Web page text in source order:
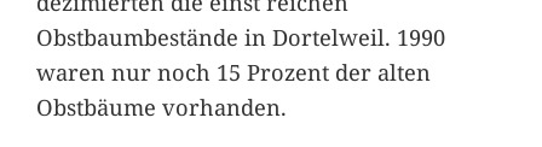
Obstbaumbestände in Dortelweil. 1990
waren nur noch 15 Prozent der alten
Obstbäume vorhanden.